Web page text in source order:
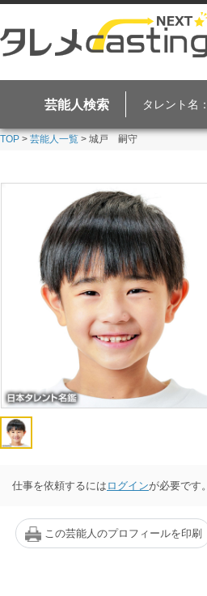
芸能人検索 タレント名：
TOP > 芸能人一覧 > 城戸 嗣守
仕事を依頼するには ログインが必要です。
この芸能人のプロフィールを印刷